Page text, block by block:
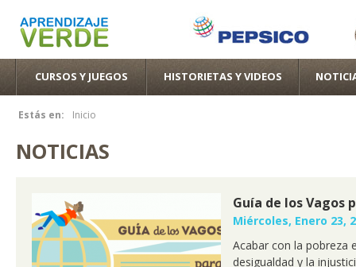
CURSOS Y JUEGOS HISTORIETAS Y VIDEOS
Estás en:
Se encuentra usted aquí
Inicio
NOTICIAS
Guía de los Vagos
Miércoles, Enero 23,
Acabar con la pobreza
desigualdad y la